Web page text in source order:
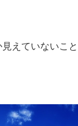
えていないこ